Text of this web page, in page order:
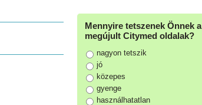
Mennyire tetszenek Önnek a
megújult Citymed oldalak?
nagyon tetszik
jó
közepes
gyenge
használhatatlan